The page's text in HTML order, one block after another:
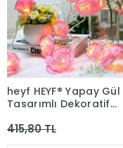
heyf HEYF® Yapay Gül
Tasarımlı Dekoratif
Işık Pilli (20 Gül)
415,80 TL